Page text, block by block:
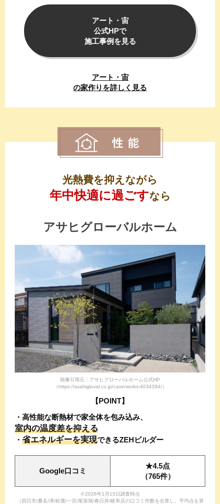
アート・宙
公式HPで
施工事例を見る
アート・宙
の家作りを詳しく 見る
光熱費を抑えながら
年中快適に過ごすなら
アサヒグローバルホーム
画像引用元：アサヒグローバルホーム公式HP
（https://asahigloval.co.jp/case/works-4034394/）
【POINT】
・高性能な断熱材で家全体を包み込み、
室内の温度差を抑える
・ 省エネルギーを実現できるZEHビルダー
Google口コミ
★4.5点
（765件）
※2026年1月15日調査時点
（四日市/桑名/津/鈴鹿/一宮/尾張旭/春日井/岐阜店の口コミ件数を合算し、平均点を算